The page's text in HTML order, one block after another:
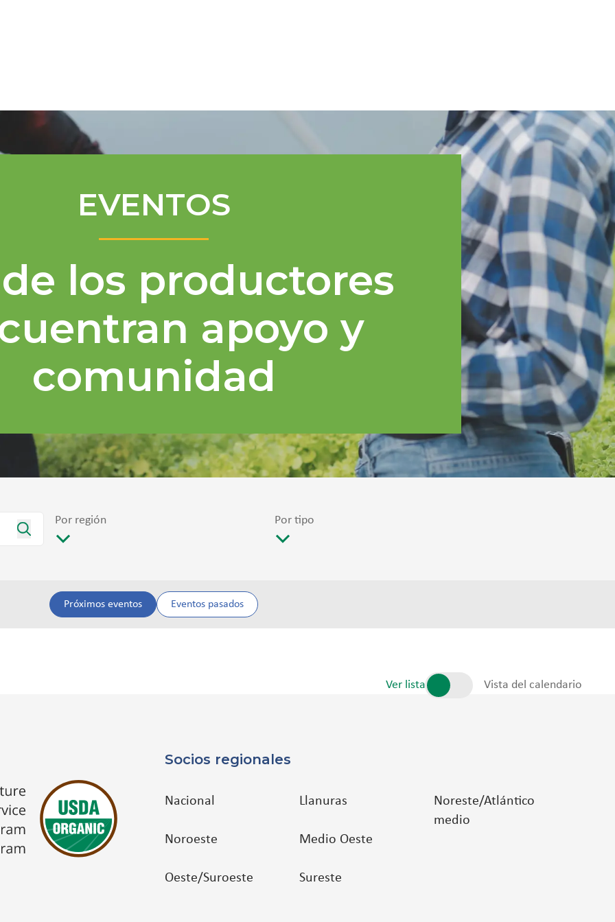
EVENTOS
los productores
apoyo y
comunidad
Por región Por tipo
Próximos eventos Eventos pasados
Ver lista Vista del calendario
Socios regionales
Nacional
Noroeste
Oeste/Suroeste
Llanuras
Medio Oeste
Sureste
Noreste/Atlántico
medio